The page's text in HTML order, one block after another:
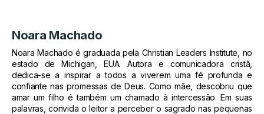
Noara Machado
Noara Machado é graduada pela Christian Leaders Institute, no
estado de Michigan, EUA. Autora e comunicadora cristã,
dedica-se a inspirar a todos a viverem uma fé profunda e
confiante nas promessas de Deus. Como mãe, descobriu que
amar um filho é também um chamado à intercessão. Em suas
palavras, convida o leitor a perceber o sagrado nas pequenas